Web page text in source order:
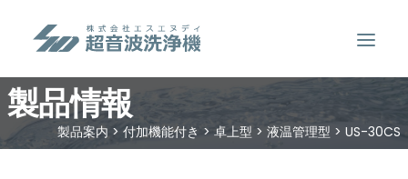
製品案内
超音波洗浄のしくみ
製品情報
製品案内 > 付加機能付き > 卓上型 > 液温管理型 > US-30CS